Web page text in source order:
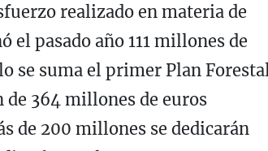
realizado en materia de
pasado año 111 millones de
se suma el primer Plan Forestal
364 millones de euros
de 200 millones se dedicarán